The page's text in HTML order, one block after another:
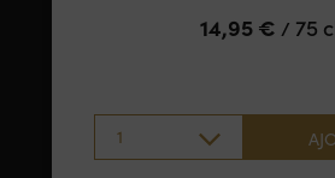
14,95 € / 75
1